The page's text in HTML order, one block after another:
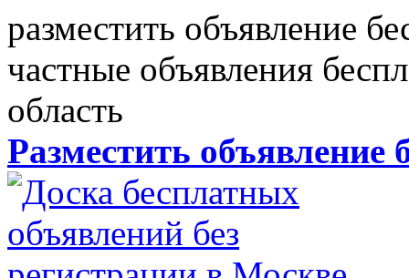
разместить объявление
частные объявления
область
Разместить объявление